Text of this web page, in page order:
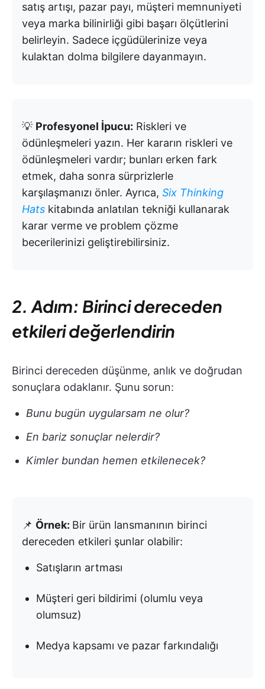
satış artışı, pazar payı, müşteri memnuniyeti
veya marka bilinirliği gibi başarı ölçütlerini
belirleyin. Sadece içgüdülerinize veya
kulaktan dolma bilgilere dayanmayın.
💡 Profesyonel İpucu: Riskleri ve
ödünleşmeleri yazın. Her kararın riskleri ve
ödünleşmeleri vardır; bunları erken fark
etmek, daha sonra sürprizlerle
karşılaşmanızı önler. Ayrıca, Six Thinking
Hats kitabında anlatılan tekniği kullanarak
karar verme ve problem çözme
becerilerinizi geliştirebilirsiniz.
2. Adım: Birinci dereceden
etkileri değerlendirin
Birinci dereceden düşünme, anlık ve doğrudan
sonuçlara odaklanır. Şunu sorun:
Bunu bugün uygularsam ne olur?
En bariz sonuçlar nelerdir?
Kimler bundan hemen etkilenecek?
📌 Örnek: Bir ürün lansmanının birinci
dereceden etkileri şunlar olabilir:
Satışların artması
Müşteri geri bildirimi (olumlu veya
olumsuz)
Medya kapsamı ve pazar farkındalığı